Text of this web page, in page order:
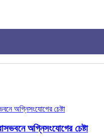
অগ্নিসংযোগের চেষ্টা